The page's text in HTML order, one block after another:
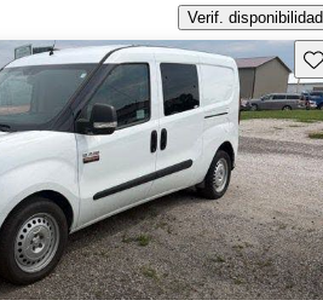
Verif. disponibilidad